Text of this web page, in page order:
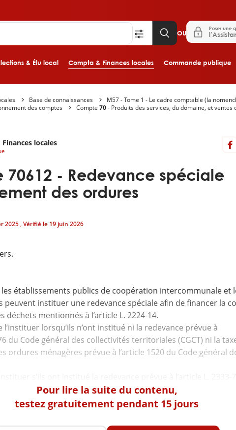
Aller au
& Élu local Compta & Finances locales Commande publique
OU
Poser une
Base de connaissances M57 - Tome 1 - Le cadre comptable (la
des comptes Compte 70- Produits des services, du domaine, et ventes
locales
70612 - Redevance spéciale
des ordures
2025 , Vérifié le 19 juin 2026
les établissements publics de coopération intercommunale et
peuvent instituer une redevance spéciale afin de financer la
déchets mentionnés à l’article L. 2224-14.
l’instituer lorsqu’ils n’ont institué ni la redevance prévue à
du Code général des collectivités territoriales (CGCT) ni la
ordures ménagères prévue à l’article 1520 du Code général
Pour lire la suite du contenu,
testez gratuitement pendant 15 jours